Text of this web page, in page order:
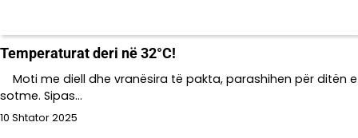
Temperaturat deri në 32°C!
Moti me diell dhe vranësira të pakta, parashihen për ditën e
sotme. Sipas…
10 Shtator 2025